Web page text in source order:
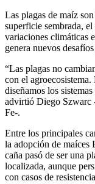
Las plagas de maíz
superficie sembrada,
variaciones climáticas
genera nuevos
“Las plagas no
con el
diseñamos los
advirtió Diego Szwarc
Fe-.
Entre los principales
la adopción de maíces
caña pasó de ser una
localizada, aunque
con casos de